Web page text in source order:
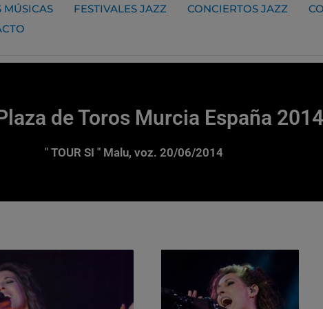
MÚSICAS FESTIVALES JAZZ CONCIERTOS JAZZ
de Toros Murcia España 2014
" TOUR SI " Malu, voz. 20/06/2014